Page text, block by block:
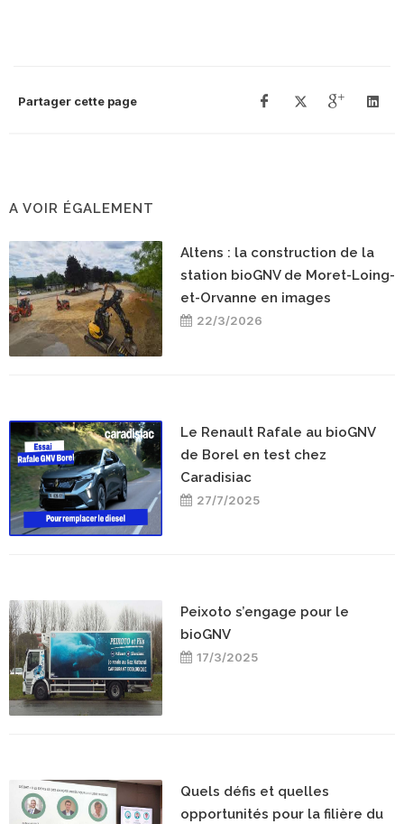
Partager cette page
A VOIR ÉGALEMENT
Altens : la construction de la
station bioGNV de Moret-Loing-
et-Orvanne en images
22/3/2026
Le Renault Rafale au bioGNV
de Borel en test chez
Caradisiac
27/7/2025
Peixoto s’engage pour le
bioGNV
17/3/2025
Quels défis et quelles
opportunités pour la filière du